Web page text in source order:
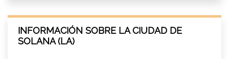
INFORMACIÓN SOBRE LA CIUDAD DE
SOLANA (LA)